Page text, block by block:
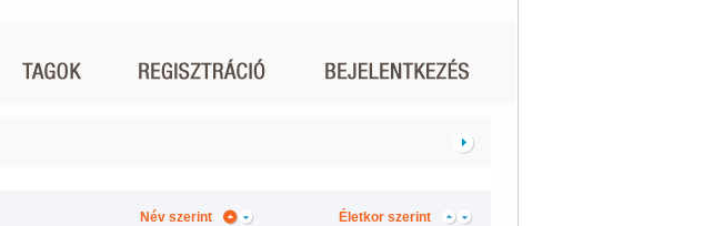
Név szerint Életkor szerint